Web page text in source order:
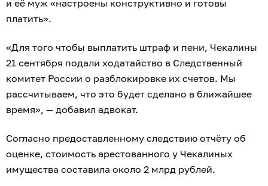
и её муж «настроены конструктивно и готовы
платить».
«Для того чтобы выплатить штраф и пени, Чекалины
21 сентября подали ходатайство в Следственный
комитет России о разблокировке их счетов. Мы
рассчитываем, что это будет сделано в ближайшее
время», — добавил адвокат.
Согласно предоставленному следствию отчёту об
оценке, стоимость арестованного у Чекалиных
имущества составила около 2 млрд рублей.